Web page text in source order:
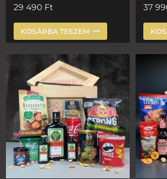
29 490 Ft
KOSÁRBA TESZEM
37